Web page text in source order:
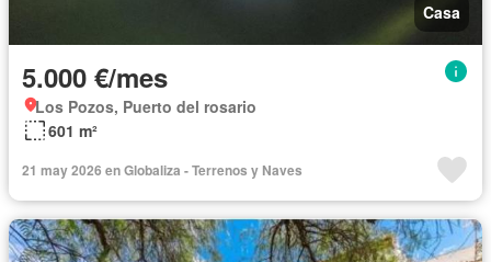
Casa
5.000 €/mes
Los Pozos, Puerto del rosario
601 m²
21 may 2026 en Globaliza - Terrenos y Naves